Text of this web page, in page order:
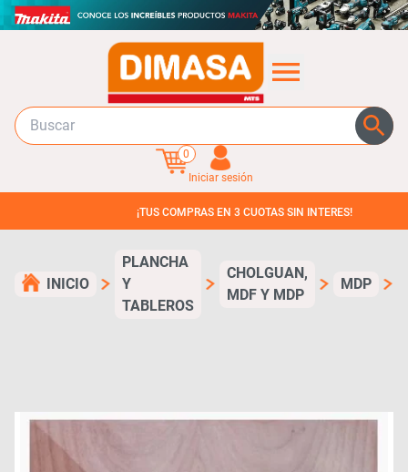
0
Iniciar sesión
¡TUS COMPRAS EN 3 CUOTAS SIN INTERES!
INICIO
PLANCHA
Y
TABLEROS
CHOLGUAN,
MDF Y MDP
MDP